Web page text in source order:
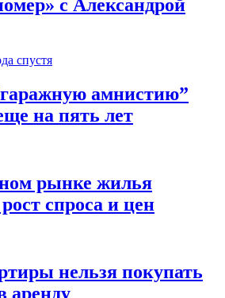
с Александрой
спустя
амнистию”
на пять лет
рынке жилья
спроса и цен
нельзя покупать
аренду